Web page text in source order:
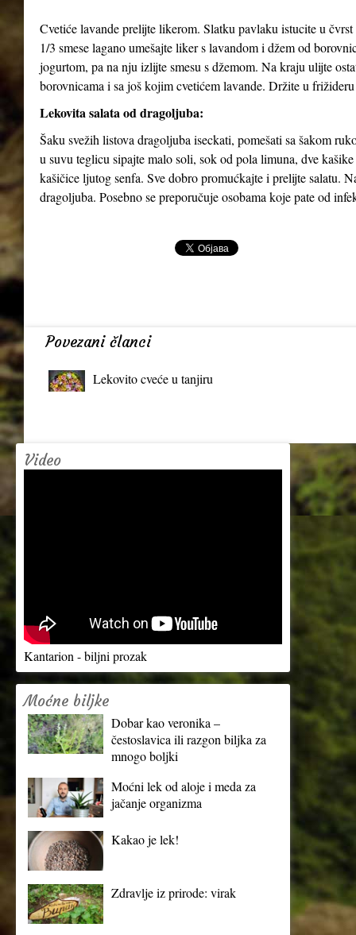
Cvetiće lavande prelijte likerom. Slatku pavlaku istucite u
1/3 smese lagano umešajte liker s lavandom i džem od
jogurtom, pa na nju izlijte smesu s džemom. Na kraju ulijte
borovnicama i sa još kojim cvetićem lavande. Držite u
Lekovita salata od dragoljuba:
Šaku svežih listova dragoljuba iseckati, pomešati sa šakom
u suvu teglicu sipajte malo soli, sok od pola limuna, dve
kašičice ljutog senfa. Sve dobro promućkajte i prelijte salatu.
dragoljuba. Posebno se preporučuje osobama koje pate od
Povezani članci
Lekovito cveće u tanjiru
Video
Kantarion - biljni prozak
Moćne biljke
Dobar kao veronika –
čestoslavica ili razgon biljka za
mnogo boljki
Moćni lek od aloje i meda za
jačanje organizma
Kakao je lek!
Zdravlje iz prirode: virak